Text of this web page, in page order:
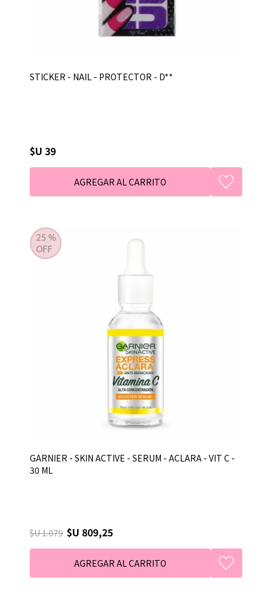
STICKER - NAIL - PROTECTOR - D**
$U 39
GARNIER - SKIN ACTIVE - SERUM - ACLARA - VIT C -
30 ML
$U 1.079 $U 809,25